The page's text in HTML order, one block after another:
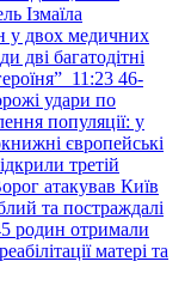
Ізмаїла
у двох медичних
дві багатодітні
11:23 46-
удари по
популяції: у
європейські
третій
атакував Київ
та постраждалі
родин отримали
матері та